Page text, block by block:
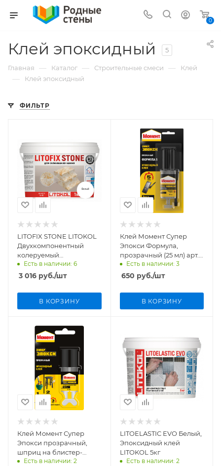
0
Клей эпоксидный 5
Главная — Каталог — Строительные смеси — Клей
— Клей эпоксидный
ФИЛЬТР
LITOFIX STONE LITOKOL
Двухкомпонентный
колеруемый
эпоксидный клей 1кг
Есть в наличии: 6
3 016 руб./шт
В КОРЗИНУ
Клей Момент Супер
Эпокси Формула,
прозрачный (25 мл) арт.
199573
Есть в наличии: 3
650 руб./шт
В КОРЗИНУ
Клей Момент Супер
Эпокси прозрачный,
шприц на блистер-
карте (6 мл)
Есть в наличии: 2
LITOELASTIC EVO Белый,
Эпоксидный клей
LITOKOL 5кг
Есть в наличии: 2